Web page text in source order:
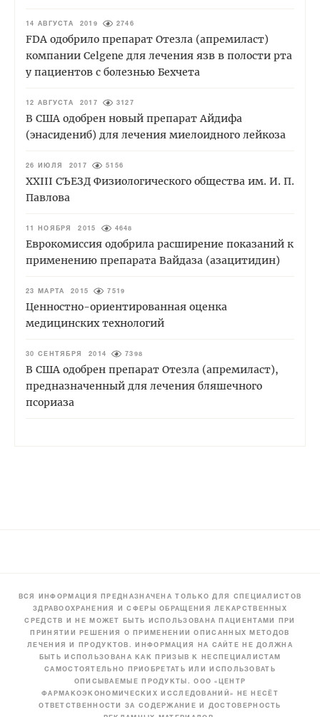
14 АВГУСТА 2019 2746
FDA одобрило препарат Отезла (апремиласт)
компании Celgene для лечения язв в полости рта
у пациентов с болезнью Бехчета
12 АВГУСТА 2017 3127
В США одобрен новый препарат Айдифа
(энасидениб) для лечения миелоидного лейкоза
26 ИЮЛЯ 2017 5156
XXIII СЪЕЗД Физиологического общества им. И. П.
Павлова
11 НОЯБРЯ 2015 4648
Еврокомиссия одобрила расширение показаний к
применению препарата Вайдаза (азацитидин)
23 МАРТА 2015 7519
Ценностно-ориентированная оценка
медицинских технологий
30 СЕНТЯБРЯ 2014 7398
В США одобрен препарат Отезла (апремиласт),
предназначенный для лечения бляшечного
псориаза
ВСЯ ИНФОРМАЦИЯ ПРЕДНАЗНАЧЕНА ТОЛЬКО ДЛЯ СПЕЦИАЛИСТОВ
ЗДРАВООХРАНЕНИЯ И СФЕРЫ ОБРАЩЕНИЯ ЛЕКАРСТВЕННЫХ
СРЕДСТВ И НЕ МОЖЕТ БЫТЬ ИСПОЛЬЗОВАНА ПАЦИЕНТАМИ ПРИ
ПРИНЯТИИ РЕШЕНИЯ О ПРИМЕНЕНИИ ОПИСАННЫХ МЕТОДОВ
ЛЕЧЕНИЯ И ПРОДУКТОВ. ИНФОРМАЦИЯ НА САЙТЕ НЕ ДОЛЖНА
БЫТЬ ИСПОЛЬЗОВАНА КАК ПРИЗЫВ К НЕСПЕЦИАЛИСТАМ
САМОСТОЯТЕЛЬНО ПРИОБРЕТАТЬ ИЛИ ИСПОЛЬЗОВАТЬ
ОПИСЫВАЕМЫЕ ПРОДУКТЫ. ООО «ЦЕНТР
ФАРМАКОЭКОНОМИЧЕСКИХ ИССЛЕДОВАНИЙ» НЕ НЕСЁТ
ОТВЕТСТВЕННОСТИ ЗА СОДЕРЖАНИЕ И ДОСТОВЕРНОСТЬ